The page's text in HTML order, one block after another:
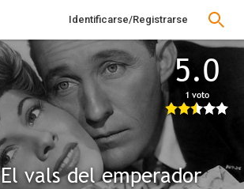
Identificarse/Registrarse
5.0
1 voto
El vals del emperador